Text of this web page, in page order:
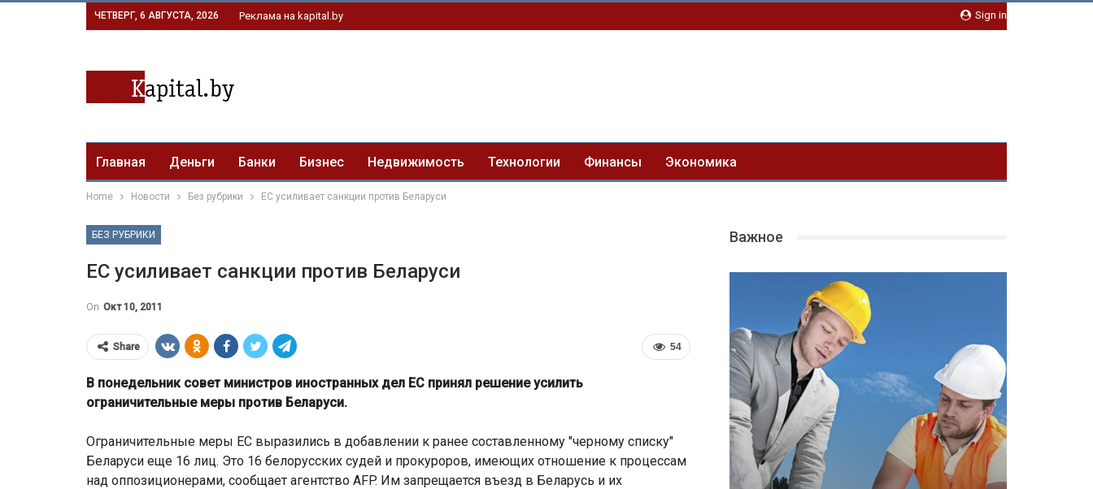
Sign in
ЧЕТВЕРГ, 6 АВГУСТА, 2026 Реклама на kapital.by
Главная Деньги Банки Бизнес Недвижимость Технологии Финансы Экономика
Home Новости Без рубрики ЕС усиливает санкции против Беларуси
БЕЗ РУБРИКИ
ЕС усиливает санкции против Беларуси
On Окт 10, 2011
54
Share
В понедельник совет министров иностранных дел ЕС принял решение усилить
ограничительные меры против Беларуси.
Ограничительные меры ЕС выразились в добавлении к ранее составленному "черному списку"
Беларуси еще 16 лиц. Это 16 белорусских судей и прокуроров, имеющих отношение к процессам
над оппозиционерами, сообщает агентство AFP. Им запрещается въезд в Беларусь и их
Важное